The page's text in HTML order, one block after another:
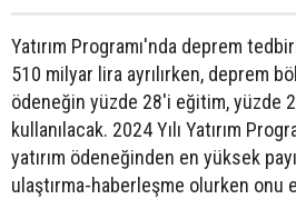
Yatırım Programı'nda deprem
510 milyar lira ayrılırken, deprem
ödeneğin yüzde 28'i eğitim, yüzde
kullanılacak. 2024 Yılı Yatırım
yatırım ödeneğinden en yüksek
ulaştırma-haberleşme olurken onu